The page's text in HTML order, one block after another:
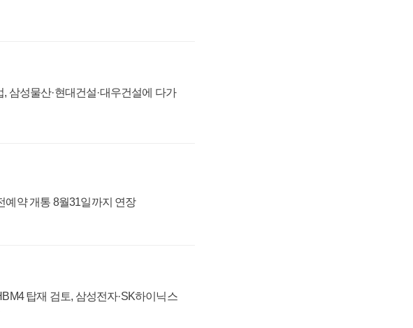
삼성물산·현대건설·대우건설에 다가
예약 개통 8월31일까지 연장
탑재 검토, 삼성전자·SK하이닉스